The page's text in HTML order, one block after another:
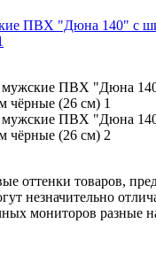
оттенки товаров,
незначительно
мониторов разные